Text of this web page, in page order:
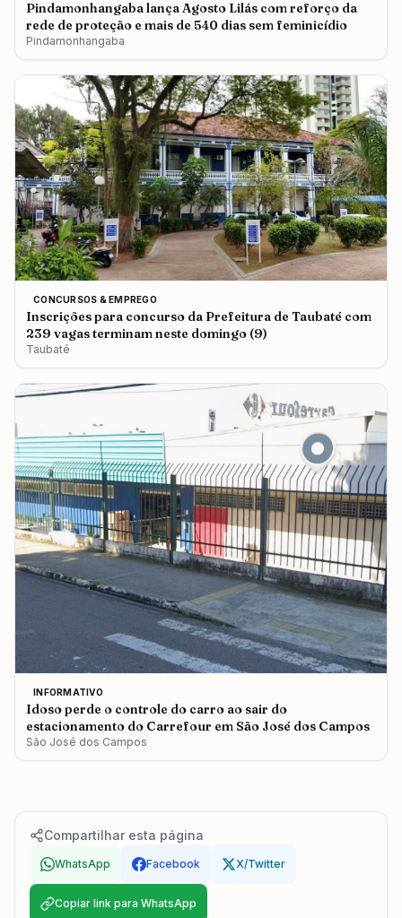
Pindamonhangaba lança Agosto Lilás com reforço da
rede de proteção e mais de 540 dias sem feminicídio
Pindamonhangaba
CONCURSOS & EMPREGO
Inscrições para concurso da Prefeitura de Taubaté com
239 vagas terminam neste domingo (9)
Taubaté
INFORMATIVO
Idoso perde o controle do carro ao sair do
estacionamento do Carrefour em São José dos Campos
São José dos Campos
Compartilhar esta página
WhatsApp Facebook X/Twitter
Copiar link para WhatsApp